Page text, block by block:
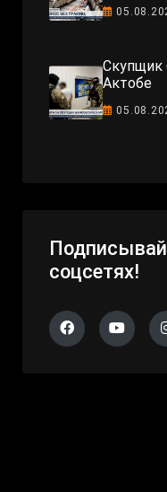
Скупщик
Актобе
соцсетях!